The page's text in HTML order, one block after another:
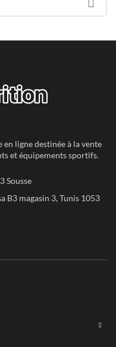
ligne destinée à la vente
et équipements sportifs.
Sousse
B3 magasin 3, Tunis 1053